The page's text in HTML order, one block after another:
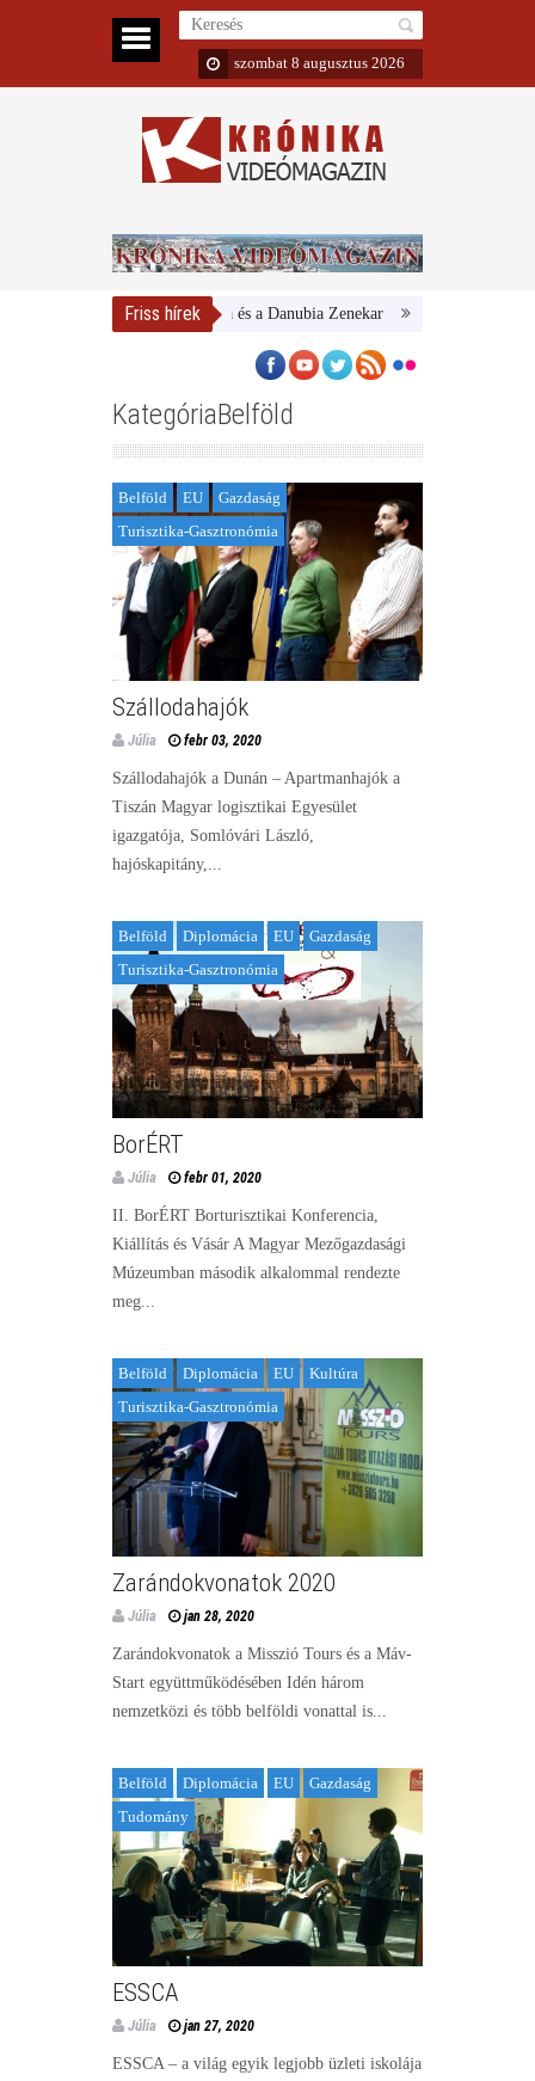
szombat 8 augusztus 2026
Friss hírek
Magyar Nemzeti Galéria és a Danubia Zenekar Bemutatta 2024/25-ös
KategóriaBelföld
Belföld EU
Gazdaság
Turisztika-Gasztronómia
Szállodahajók
Júlia febr 03, 2020
Szállodahajók a Dunán – Apartmanhajók a
Tiszán Magyar logisztikai Egyesület
igazgatója, Somlóvári László,
hajóskapitány,...
Belföld Diplomácia EU
Gazdaság
Turisztika-Gasztronómia
BorÉRT
Júlia febr 01, 2020
II. BorÉRT Borturisztikai Konferencia,
Kiállítás és Vásár A Magyar Mezőgazdasági
Múzeumban második alkalommal rendezte
meg...
Belföld Diplomácia EU
Kultúra
Turisztika-Gasztronómia
Zarándokvonatok 2020
Júlia jan 28, 2020
Zarándokvonatok a Misszió Tours és a Máv-
Start együttműködésében Idén három
nemzetközi és több belföldi vonattal is...
Belföld Diplomácia EU
Gazdaság
Tudomány
ESSCA
Júlia jan 27, 2020
ESSCA – a világ egyik legjobb üzleti iskolája